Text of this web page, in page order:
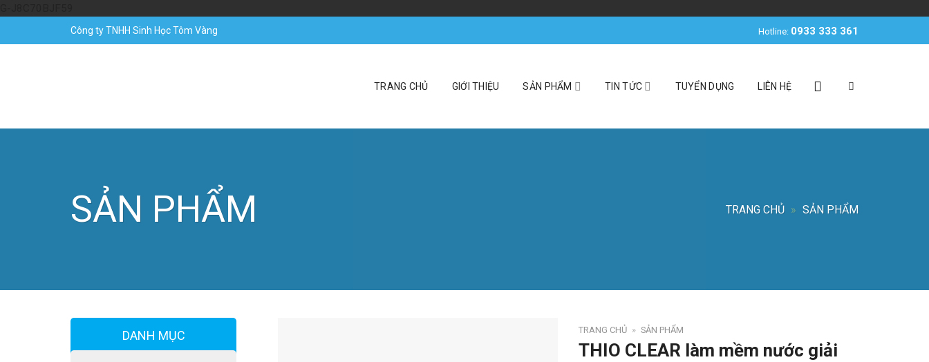
to
Công ty TNHH Sinh Học Tôm Vàng Hotline: 0933 333 361
TRANG CHỦ GIỚI THIỆU SẢN PHẨM TIN TỨC TUYỂN DỤNG LIÊN HỆ
SẢN PHẨM TRANG CHỦ » SẢN PHẨM
DANH MỤC TRANG CHỦ » SẢN PHẨM
THIO CLEAR làm mềm nước giải